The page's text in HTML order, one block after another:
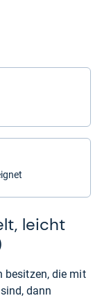
leicht
besitzen, die mit
dann